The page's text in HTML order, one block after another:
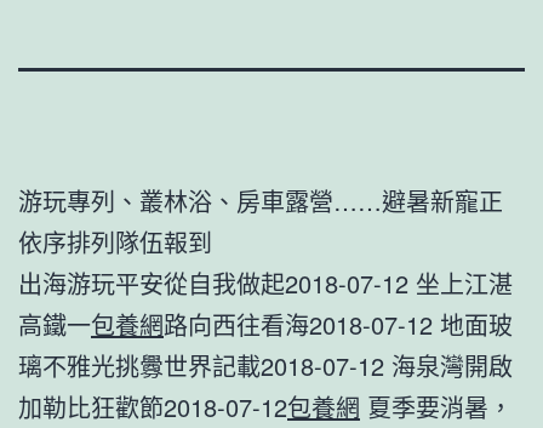
游玩專列、叢林浴、房車露營……避暑新寵正
依序排列隊伍報到
出海游玩平安從自我做起2018-07-12 坐上江湛
高鐵一包養網路向西往看海2018-07-12 地面玻
璃不雅光挑釁世界記載2018-07-12 海泉灣開啟
加勒比狂歡節2018-07-12包養網 夏季要消暑，